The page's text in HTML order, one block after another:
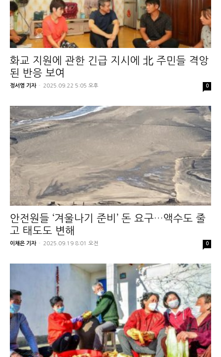
화교 지원에 관한 긴급 지시에 北 주민들 격앙
된 반응 보여
정서영 기자 - 2025.09.22 5:05 오후 0
안전원들 ‘겨울나기 준비’ 돈 요구…액수도 줄
고 태도도 변해
이채은 기자 - 2025.09.19 8:01 오전 0